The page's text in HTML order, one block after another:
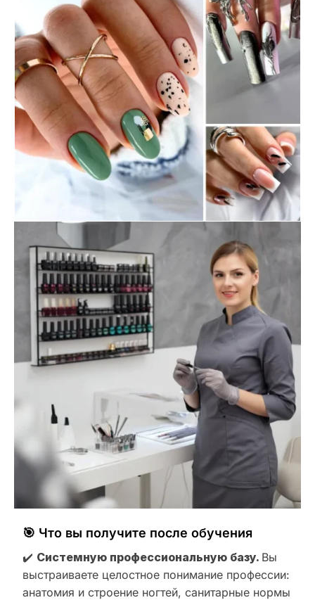
🎯 Что вы получите после обучения
✔️ Системную профессиональную базу. Вы
выстраиваете целостное понимание профессии:
анатомия и строение ногтей, санитарные нормы